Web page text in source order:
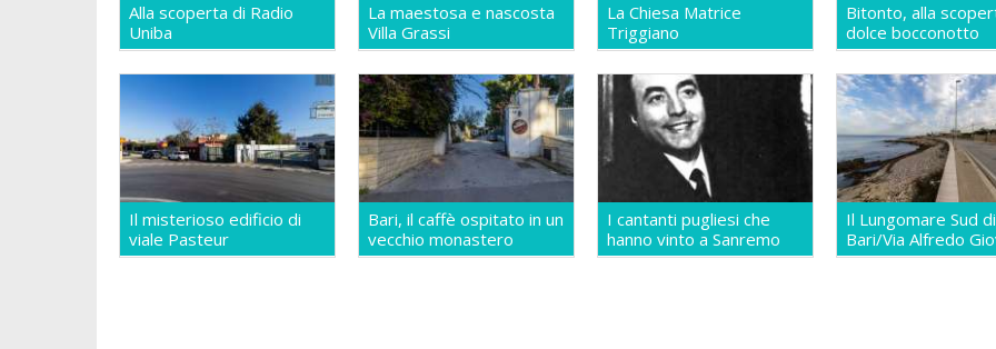
Alla scoperta di Radio
Uniba
La maestosa e nascosta
Villa Grassi
La Chiesa Matrice
Triggiano
Bitonto, alla
dolce bocconotto
Il misterioso edificio di
viale Pasteur
Bari, il caffè ospitato in un
vecchio monastero
I cantanti pugliesi che
hanno vinto a Sanremo
Il Lungomare Sud di
Bari/Via Alfredo